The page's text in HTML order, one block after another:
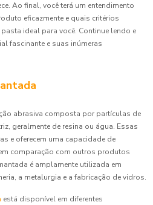
Ao final, você terá um entendimento
eficazmente e quais critérios
ideal para você. Continue lendo e
fascinante e suas inúmeras
abrasiva composta por partículas de
geralmente de resina ou água. Essas
e oferecem uma capacidade de
comparação com outros produtos
é amplamente utilizada em
a metalurgia e a fabricação de vidros.
está disponível em diferentes